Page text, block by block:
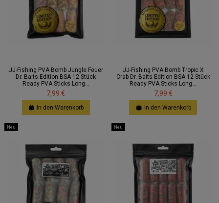
JJ-Fishing PVA Bomb Jungle Feuer
Dr. Baits Edition BSA 12 Stück
Ready PVA Sticks Long...
7,99 €
In den Warenkorb
JJ-Fishing PVA Bomb Tropic X
Crab Dr. Baits Edition BSA 12 Stück
Ready PVA Sticks Long...
7,99 €
In den Warenkorb
Neu Neu